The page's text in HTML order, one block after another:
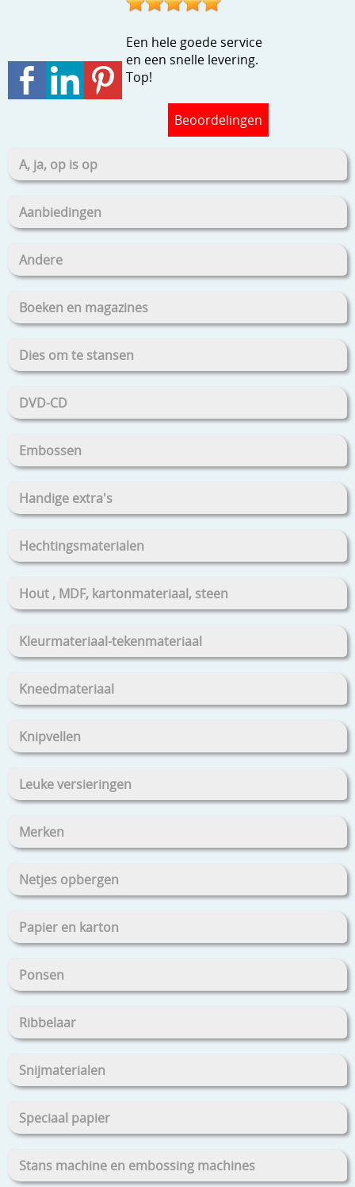
Template, mask, stencils, grids
Wat nog, een creatief kijkje
Een hele goede service
en een snelle levering.
Top!
Beoordelingen
A, ja, op is op
Aanbiedingen
Andere
Boeken en magazines
Dies om te stansen
DVD-CD
Embossen
Handige extra's
Hechtingsmaterialen
Hout , MDF, kartonmateriaal, steen
Kleurmateriaal-tekenmateriaal
Kneedmateriaal
Knipvellen
Leuke versieringen
Merken
Netjes opbergen
Papier en karton
Ponsen
Ribbelaar
Snijmaterialen
Speciaal papier
Stans machine en embossing machines